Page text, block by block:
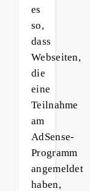
es
so,
dass
Webseiten,
die
eine
Teilnahme
am
AdSense-
Programm
angemeldet
haben,